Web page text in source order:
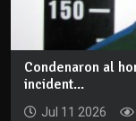
Condenaron al
incident...
Jul 11 2026